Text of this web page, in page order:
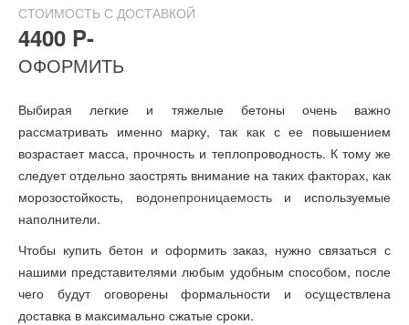
СТОИМОСТЬ С ДОСТАВКОЙ
4400 P-
ОФОРМИТЬ
Выбирая легкие и тяжелые бетоны очень важно
рассматривать именно марку, так как с ее повышением
возрастает масса, прочность и теплопроводность. К тому же
следует отдельно заострять внимание на таких факторах, как
морозостойкость, водонепроницаемостьи используемые
наполнители.
Чтобы купить бетон и оформить заказ, нужно связаться с
нашими представителями любым удобным способом, после
чего будут оговорены формальности и осуществлена
доставка в максимально сжатые сроки.